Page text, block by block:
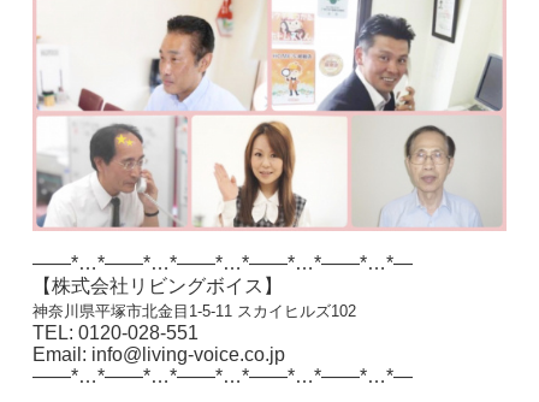
——*…*——*…*——*…*——*…*——*…*—
【株式会社リビングボイス】
神奈川県平塚市北金目1-5-11 スカイヒルズ102
TEL: 0120-028-551
Email: info@living-voice.co.jp
——*…*——*…*——*…*——*…*——*…*—